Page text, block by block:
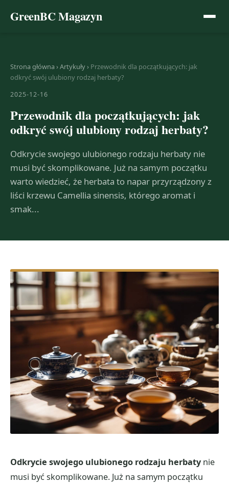
GreenBC Magazyn
Strona główna ›Artykuły› Przewodnik dla początkujących: jak
odkryć swój ulubiony rodzaj herbaty?
2025-12-16
Przewodnik dla początkujących: jak
odkryć swój ulubiony rodzaj herbaty?
Odkrycie swojego ulubionego rodzaju herbaty nie
musi być skomplikowane. Już na samym początku
warto wiedzieć, że herbata to napar przyrządzony z
liści krzewu Camellia sinensis, którego aromat i
smak...
Odkrycie swojego ulubionego rodzaju herbatynie
musi być skomplikowane. Już na samym początku